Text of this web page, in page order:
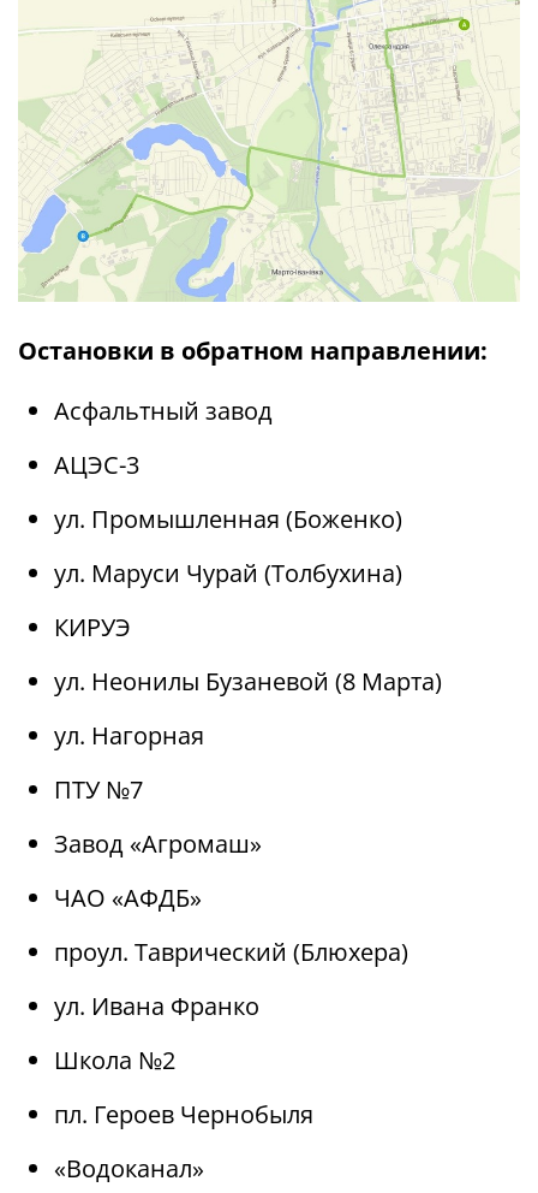
Остановки в обратном направлении:
Асфальтный завод
АЦЭС-3
ул. Промышленная (Боженко)
ул. Маруси Чурай (Толбухина)
КИРУЭ
ул. Неонилы Бузаневой (8 Марта)
ул. Нагорная
ПТУ №7
Завод «Агромаш»
ЧАО «АФДБ»
проул. Таврический (Блюхера)
ул. Ивана Франко
Школа №2
пл. Героев Чернобыля
«Водоканал»